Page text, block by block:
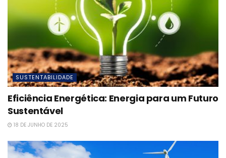
SUSTENTABILIDADE
Eficiência Energética: Energia para um Futuro
Sustentável
18 DE JUNHO DE 2025